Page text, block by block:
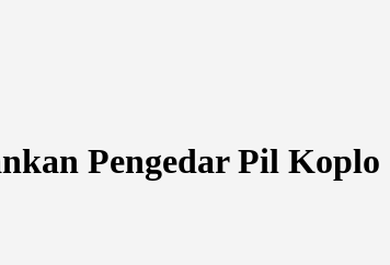
Pengedar Pil Koplo